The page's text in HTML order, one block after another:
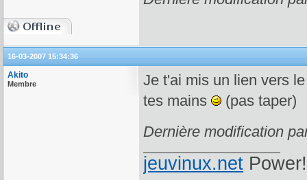
16-03-2007 15:34:36
Akito
Membre
Je t'ai mis un lien vers
tes mains
(pas taper)
Dernière modification
jeuvinux.net